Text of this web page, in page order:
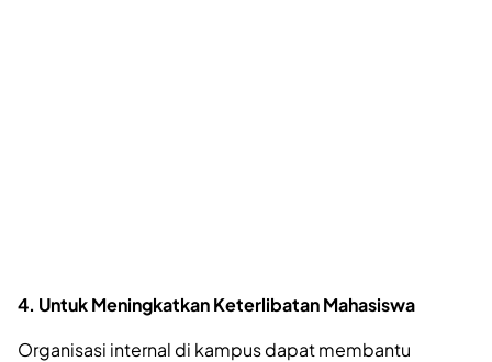
4. Untuk Meningkatkan Keterlibatan Mahasiswa
Organisasi internal di kampus dapat membantu